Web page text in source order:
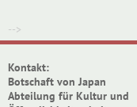
-->
Kontakt:
Botschaft von Japan
Abteilung für Kultur und